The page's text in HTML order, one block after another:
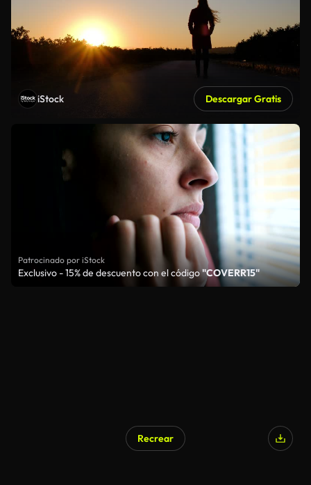
iStock Descargar Gratis
Patrocinado por iStock
Exclusivo - 15% de descuento con el código"COVERR15"
Recrear